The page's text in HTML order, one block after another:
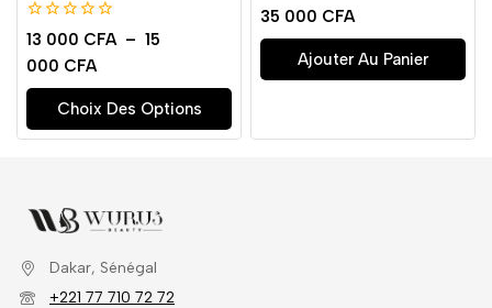
0
de
5
13 000 CFA – 15
000 CFA
Choix Des Options
0
de
5
35 000 CFA
Ajouter Au Panier
Dakar, Sénégal
+221 77 710 72 72